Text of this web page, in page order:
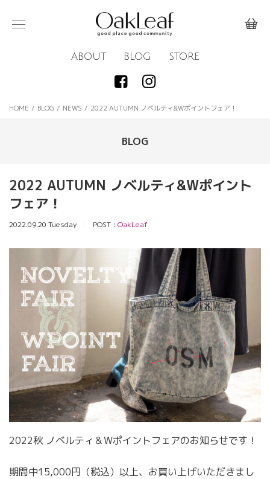
ABOUT BLOG STORE
HOME / BLOG / NEWS / 2022 AUTUMN ノベルティ&Wポイントフェア！
BLOG
2022 AUTUMN ノベルティ&Wポイント
フェア！
2022.09.20 Tuesday POST : OakLeaf
2022秋 ノベルティ＆Wポイントフェアのお知らせです！
期間中15,000円（税込）以上、お買い上げいただきまし